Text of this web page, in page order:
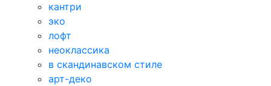
кантри
эко
лофт
неоклассика
в скандинавском стиле
арт-деко